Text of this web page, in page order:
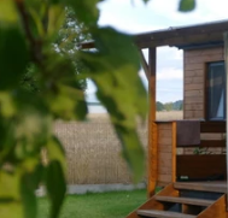
na Twoim
Używamy ich do
analizy ruchu na